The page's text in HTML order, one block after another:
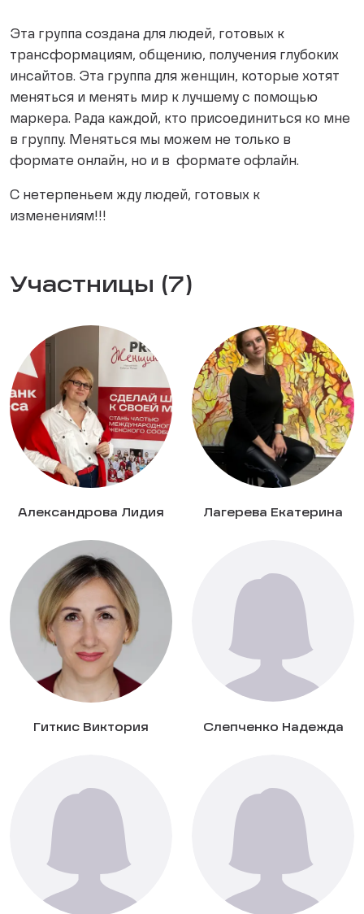
Эта группа создана для людей, готовых к
трансформациям, общению, получения глубоких
инсайтов. Эта группа для женщин, которые хотят
меняться и менять мир к лучшему с помощью
маркера. Рада каждой, кто присоединиться ко мне
в группу. Меняться мы можем не только в
формате онлайн, но и в формате офлайн.
С нетерпеньем жду людей, готовых к
изменениям!!!
Участницы (7)
Александрова Лидия Лагерева Екатерина
Гиткис Виктория Слепченко Надежда